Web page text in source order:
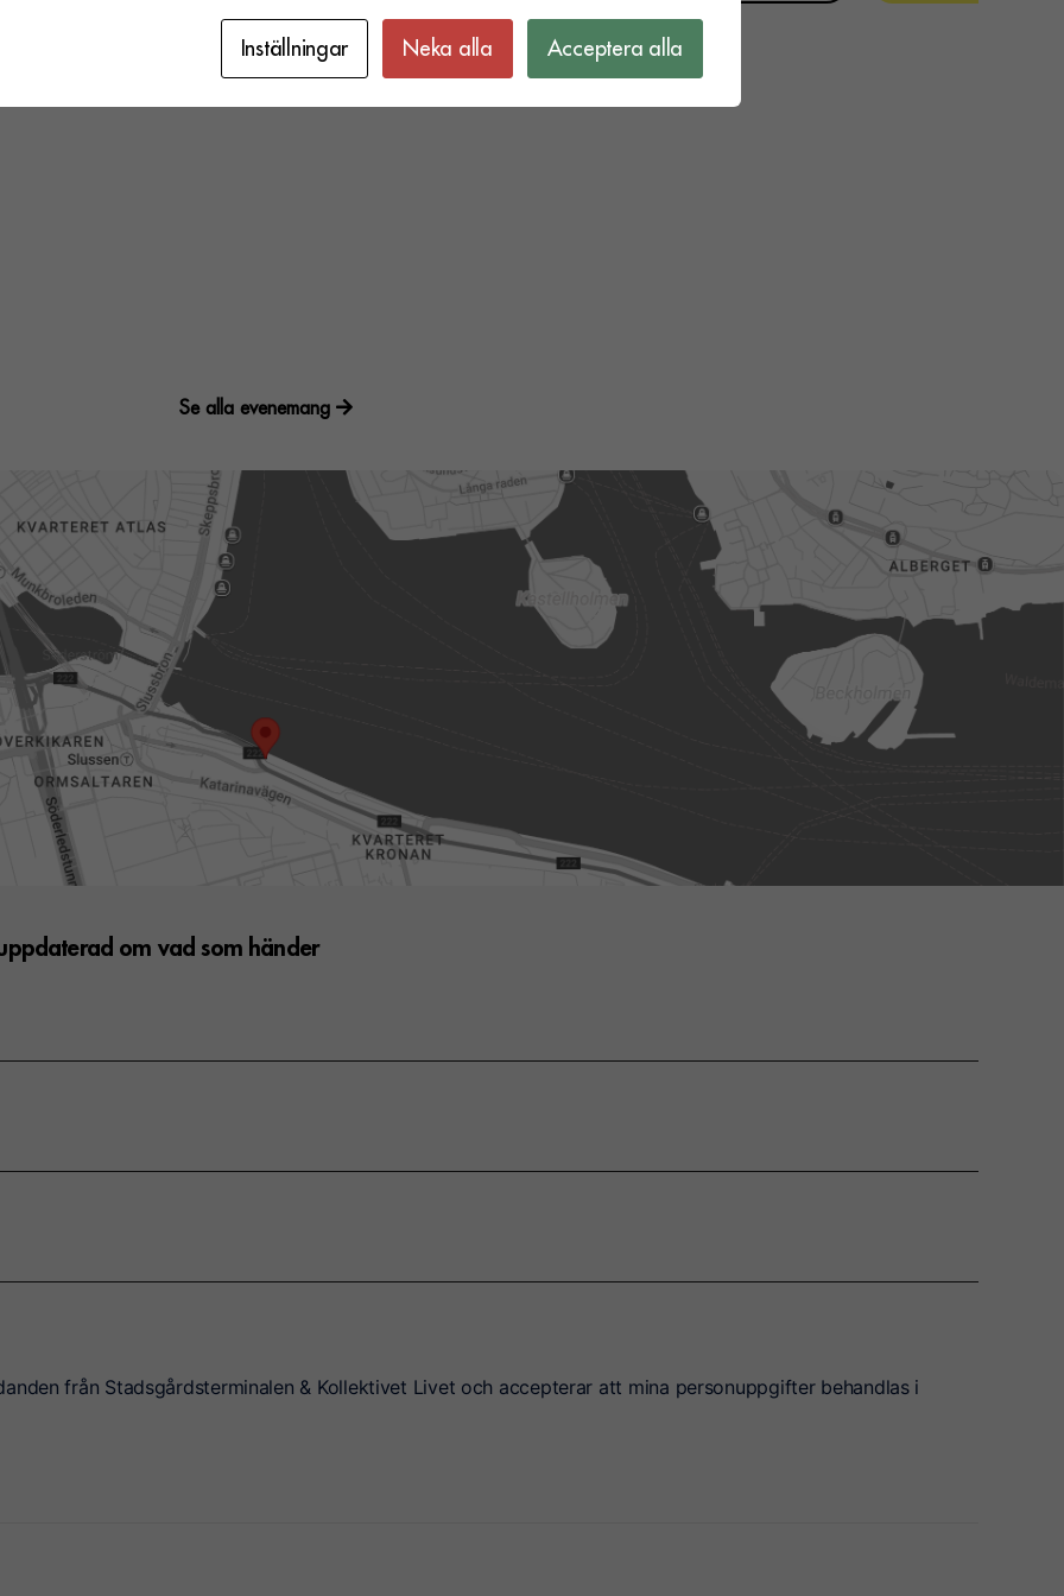
Se alla evenemang
om vad som händer
från Stadsgårdsterminalen & Kollektivet Livet och accepterar att mina personuppgifter behandlas i
Inställningar Neka alla Acceptera alla